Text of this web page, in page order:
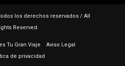
los derechos reservados / All
Reserved.
Tu Gran Viaje
Aviso Legal
de privacidad